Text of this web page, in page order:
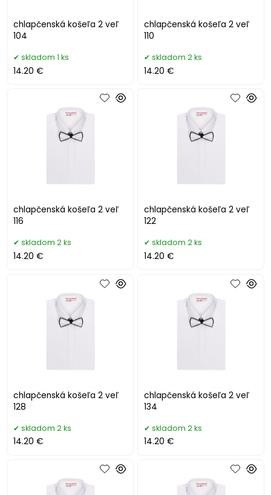
chlapčenská košeľa 2 veľ
104
skladom 1 ks
14.20 €
chlapčenská košeľa 2 veľ
110
skladom 2 ks
14.20 €
chlapčenská košeľa 2 veľ
116
skladom 2 ks
14.20 €
chlapčenská košeľa 2 veľ
122
skladom 2 ks
14.20 €
chlapčenská košeľa 2 veľ
128
skladom 2 ks
14.20 €
chlapčenská košeľa 2 veľ
134
skladom 2 ks
14.20 €